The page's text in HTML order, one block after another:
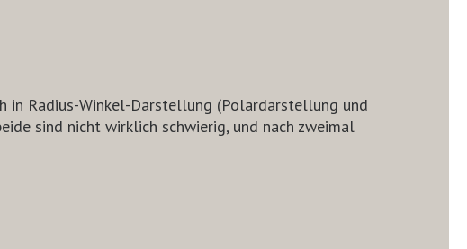
in Radius-Winkel-Darstellung (Polardarstellung und
sind nicht wirklich schwierig, und nach zweimal